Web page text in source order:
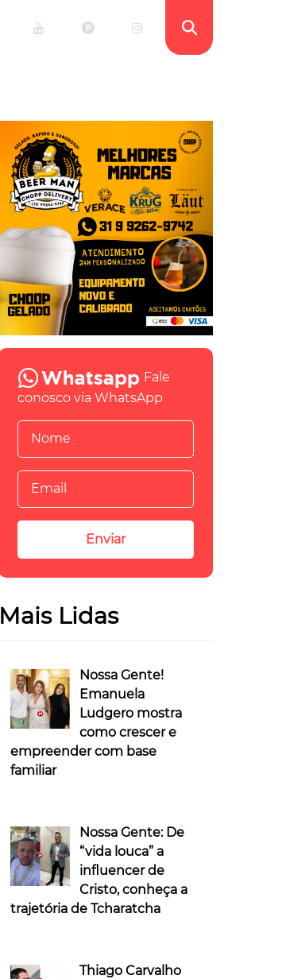
Fale
conosco via WhatsApp
Mais Lidas
Nossa Gente!
Emanuela
Ludgero mostra
como crescer e
empreender com base
familiar
Nossa Gente: De
“vida louca” a
influencer de
Cristo, conheça a
trajetória de Tcharatcha
Thiago Carvalho